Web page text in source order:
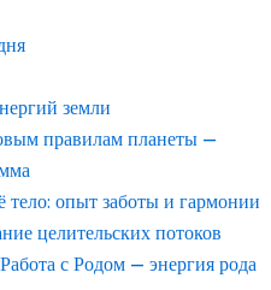
земли
правилам планеты —
тело: опыт заботы и гармонии
целительских потоков
с Родом — энергия рода